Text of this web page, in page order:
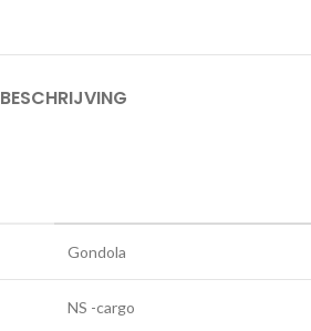
BESCHRIJVING
Gondola
NS -cargo